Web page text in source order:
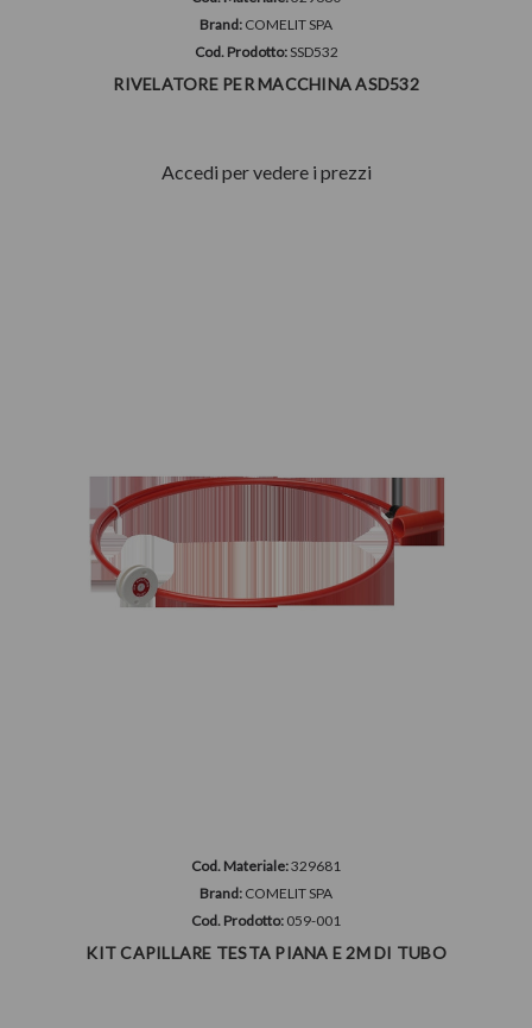
Brand: COMELIT SPA
Cod. Prodotto: SSD532
RIVELATORE PER MACCHINA ASD532
Accedi per vedere i prezzi
Cod. Materiale:329681
Brand: COMELIT SPA
Cod. Prodotto: 059-001
KIT CAPILLARE TESTA PIANA E 2M DI TUBO